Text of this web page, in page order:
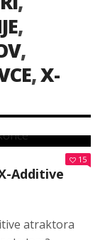
,
,
,X-
15
Additive
atraktora